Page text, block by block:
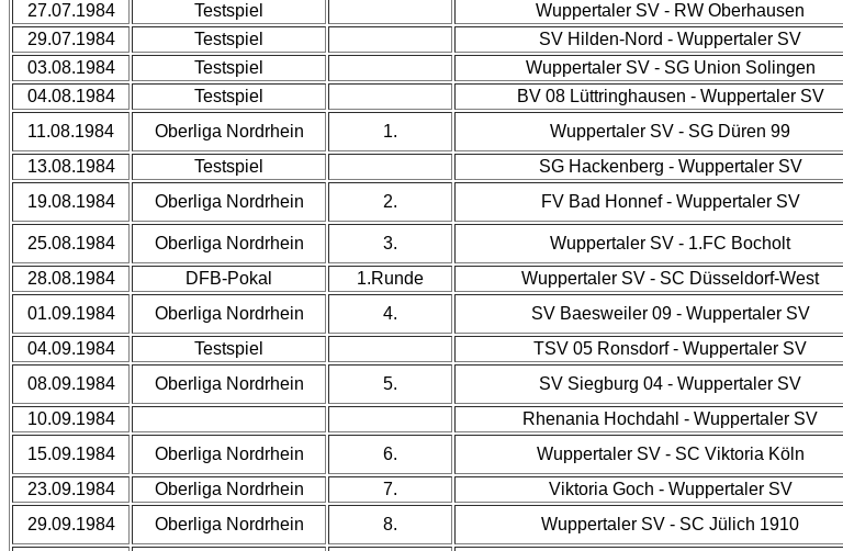
27.07.1984
Testspiel Wuppertaler SV - RW Oberhausen
29.07.1984
Testspiel SV Hilden-Nord - Wuppertaler SV
03.08.1984
Testspiel Wuppertaler SV - SG Union Solingen
04.08.1984
Testspiel BV 08 Lüttringhausen - Wuppertaler SV
11.08.1984
Oberliga Nordrhein 1. Wuppertaler SV - SG Düren 99
13.08.1984
Testspiel SG Hackenberg - Wuppertaler SV
19.08.1984
Oberliga Nordrhein 2. FV Bad Honnef - Wuppertaler SV
25.08.1984 Oberliga Nordrhein 3. Wuppertaler SV - 1.FC Bocholt
28.08.1984
DFB-Pokal 1.Runde Wuppertaler SV - SC Düsseldorf-West
01.09.1984
Oberliga Nordrhein 4. SV Baesweiler 09 - Wuppertaler SV
04.09.1984
Testspiel TSV 05 Ronsdorf - Wuppertaler SV
08.09.1984
Oberliga Nordrhein 5. SV Siegburg 04 - Wuppertaler SV
10.09.1984
Rhenania Hochdahl - Wuppertaler SV
15.09.1984
Oberliga Nordrhein 6. Wuppertaler SV - SC Viktoria Köln
23.09.1984
Oberliga Nordrhein 7. Viktoria Goch - Wuppertaler SV
29.09.1984
Oberliga Nordrhein 8. Wuppertaler SV - SC Jülich 1910